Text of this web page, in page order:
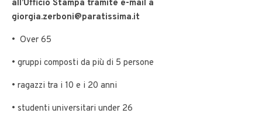
all’Ufficio Stampa tramite e-mail a
giorgia.zerboni@paratissima.it
• Over 65
• gruppi composti da più di 5 persone
• ragazzi tra i 10 e i 20 anni
• studenti universitari under 26